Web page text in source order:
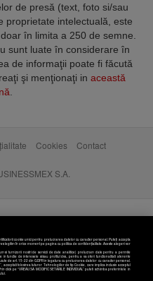
de presă (text, foto si/sau
proprietate intelectuală, este
în limita a 250 de semne.
sunt luate în considerare în
de informaţii poate fi făcută
şi menţionaţi in această
Cookies Contact
S.A.
cookie unici pentru prelucrarea datelor cu caracter personal. Puteți accepta
legitim în orice moment pe pagina cu politica de confidențialitate. Aceste alegeri vor
si furnizorii nostri de servicii de date analitice) prelucram date pentru a permite
functie de interesele si/sau profilul dvs., pentru a va oferi functionalitati aferente
de art. 15-22 din GDPR in legatura cu prelucrarea datelor cu caracter personal.
acceptati folosirea tuturor Tehnologiilor de tip Cookie, care implica inclusiv acceptul
pe “VREAU SA MODIFIC SETARILE INDIVIDUAL” puteti schimba preferintele in